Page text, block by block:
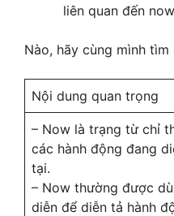
liên quan đến now
Nào, hãy cùng mình
Nội dung quan trọng
– Now là trạng từ chỉ
các hành động đang
tại.
– Now thường được
diễn để diễn tả hành